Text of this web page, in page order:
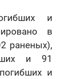
и
в
раненых),
и 91
и